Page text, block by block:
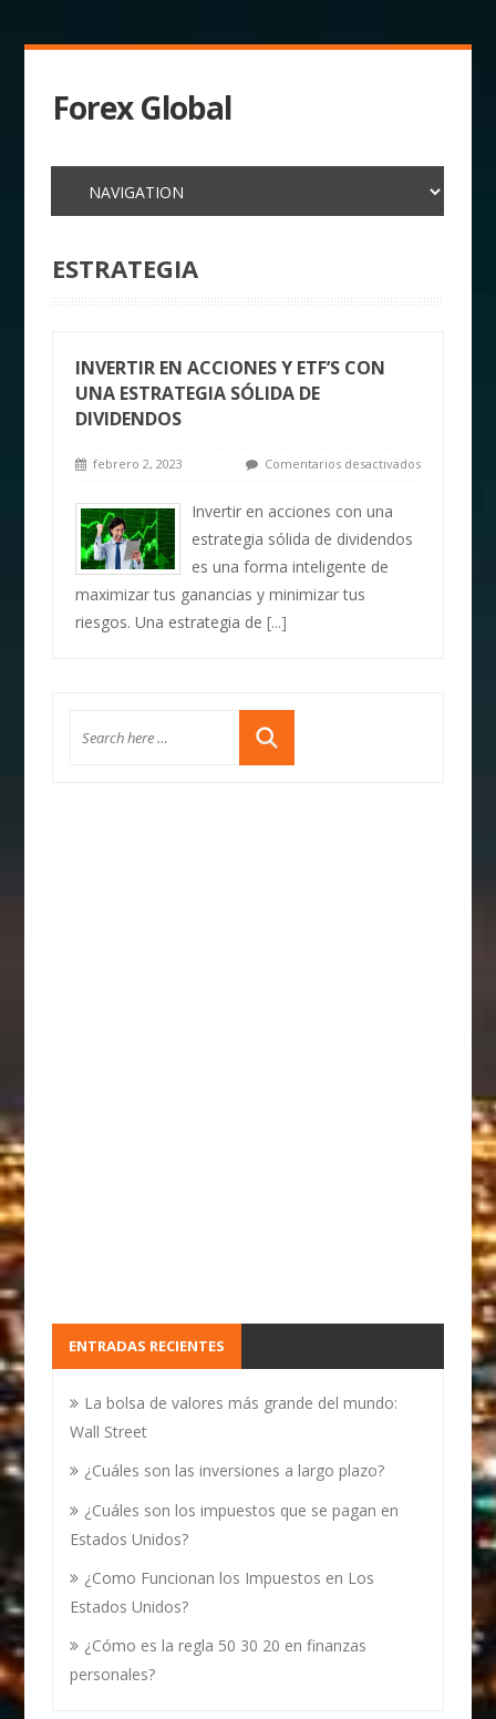
Forex Global
ESTRATEGIA
INVERTIR EN ACCIONES Y ETF’S CON
UNA ESTRATEGIA SÓLIDA DE
DIVIDENDOS
febrero 2, 2023 Comentarios desactivados
Invertir en acciones con una
estrategia sólida de dividendos
es una forma inteligente de
maximizar tus ganancias y minimizar tus
riesgos. Una estrategia de[...]
ENTRADAS RECIENTES
La bolsa de valores más grande del mundo:
Wall Street
¿Cuáles son las inversiones a largo plazo?
¿Cuáles son los impuestos que se pagan en
Estados Unidos?
¿Como Funcionan los Impuestos en Los
Estados Unidos?
¿Cómo es la regla 50 30 20 en finanzas
personales?